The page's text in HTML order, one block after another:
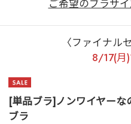
ご希望のブラサ
〈ファイナル
8/17(月
[単品ブラ]ノンワイヤー
ブラ